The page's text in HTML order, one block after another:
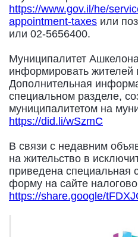
https://www.gov.il/he/
appointment-taxes или
или 02-5656400.
Муниципалитет
информировать жителей
Дополнительная
специальном разделе,
муниципалитетом на
https://did.li/wSzmC
В связи с недавним
на жительство в
приведена специальная
форму на сайте
https://share.google/